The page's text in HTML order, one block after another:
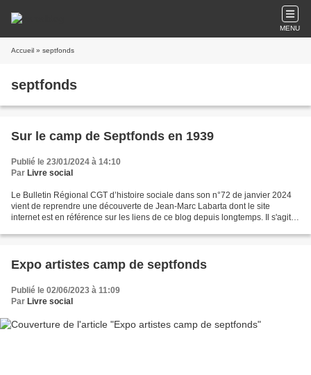
MENU
Accueil » septfonds
septfonds
Sur le camp de Septfonds en 1939
Publié le 23/01/2024 à 14:10
Par Livre social
Le Bulletin Régional CGT d’histoire sociale dans son n°72 de janvier 2024
vient de reprendre une découverte de Jean-Marc Labarta dont le site
internet est en référence sur les liens de ce blog depuis longtemps. Il s'agit
Expo artistes camp de septfonds
Publié le 02/06/2023 à 11:09
Par Livre social